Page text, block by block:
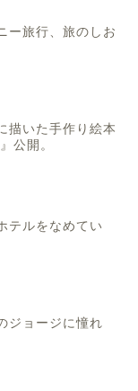
ー旅行、旅のしお
描いた手作り絵本
公開。
テルをなめてい
ジョージに憧れ